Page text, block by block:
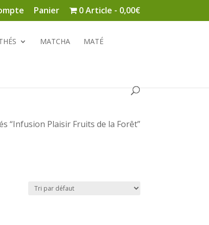
Panier 0 Article 0,00€
MATCHA MATÉ
“Infusion Plaisir Fruits de la Forêt”